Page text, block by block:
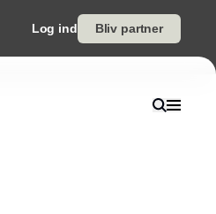
Log ind Bliv partner